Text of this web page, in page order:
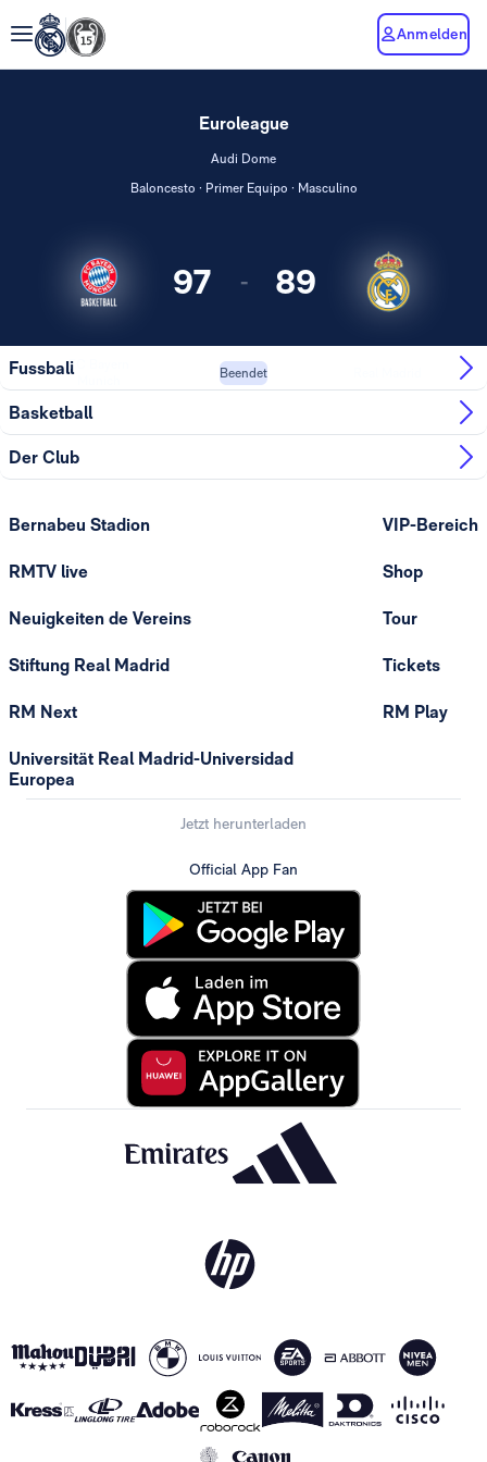
Anmelden
Euroleague
Audi Dome
Baloncesto · Primer Equipo · Masculino
97 - 89
FC Bayern
Beendet
Fussball
Basketball
Der Club
Bernabeu Stadion
RMTV live
Neuigkeiten de Vereins
Stiftung Real Madrid
RM Next
Universität Real Madrid-Universidad
Europea
VIP-Bereich
Shop
Tour
Tickets
RM Play
Jetzt herunterladen
Official App Fan